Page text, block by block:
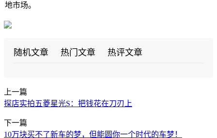
地市场。
随机文章 热门文章 热评文章
上一篇
探店实拍五菱星光S：把钱花在刀刃上
下一篇
10万块买不了新车的梦，但能圆你一个时代的车梦！